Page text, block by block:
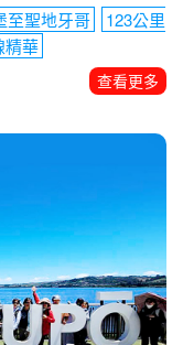
至聖地牙哥
123公里
精華
查看更多